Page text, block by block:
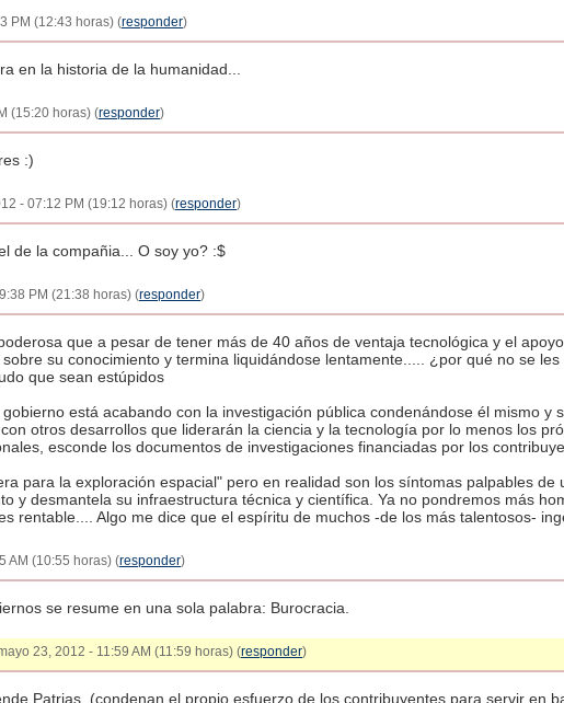
PM (12:43 horas) (responder)
en la historia de la humanidad...
(15:20 horas) (responder)
:)
- 07:12 PM (19:12 horas) (responder)
de la compañia... O soy yo? :$
PM (21:38 horas) (responder)
que a pesar de tener más de 40 años de ventaja tecnológica y el
su conocimiento y termina liquidándose lentamente..... ¿por qué no se
que sean estúpidos
está acabando con la investigación pública condenándose él mismo y
otros desarrollos que liderarán la ciencia y la tecnología por lo menos los
esconde los documentos de investigaciones financiadas por los
para la exploración espacial" pero en realidad son los síntomas palpables
y desmantela su infraestructura técnica y científica. Ya no pondremos más
rentable.... Algo me dice que el espíritu de muchos -de los más talentosos-
AM (10:55 horas) (responder)
se resume en una sola palabra: Burocracia.
23, 2012 - 11:59 AM (11:59 horas) (responder)
Patrias. (condenan el propio esfuerzo de los contribuyentes para servir en